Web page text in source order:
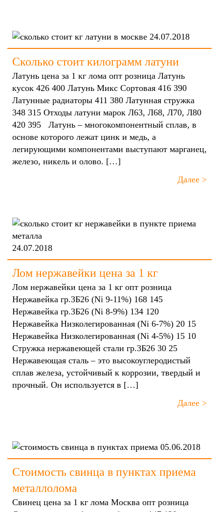
24.07.2018
Сколько стоит килограмм латуни
Латунь цена за 1 кг лома опт розница Латунь
кусок 426 400 Латунь Микс Сортовая 416 390
Латунные радиаторы 411 380 Латунная стружка
348 315 Отходы латуни марок Л63, Л68, Л70, Л80
420 395 Латунь – многокомпонентный сплав, в
основе которого лежат цинк и медь, а
легирующими компонентами выступают марганец,
железо, никель и олово. […]
Далее >
24.07.2018
Лом нержавейки цена за 1 кг
Лом нержавейки цена за 1 кг опт розница
Нержавейка гр.3Б26 (Ni 9-11%) 168 145
Нержавейка гр.3Б26 (Ni 8-9%) 134 120
Нержавейка Низколегированная (Ni 6-7%) 20 15
Нержавейка Низколегированная (Ni 4-5%) 15 10
Стружка нержавеющей стали гр.3Б26 30 25
Нержавеющая сталь – это высокоуглеродистый
сплав железа, устойчивый к коррозии, твердый и
прочный. Он используется в […]
Далее >
05.06.2018
Стоимость свинца в пунктах приема
металлолома
Свинец цена за 1 кг лома Москва опт розница